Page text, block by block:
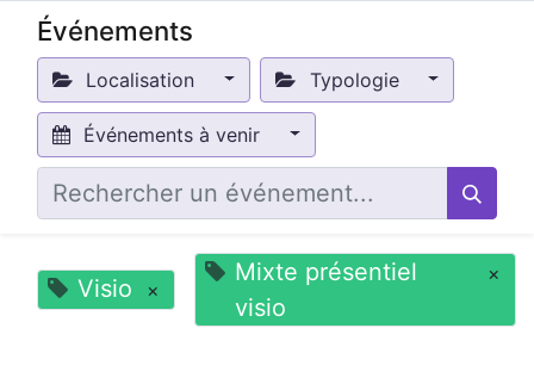
Événements
Localisation Typologie
Événements à venir
Visio ×
Mixte présentiel
visio
×